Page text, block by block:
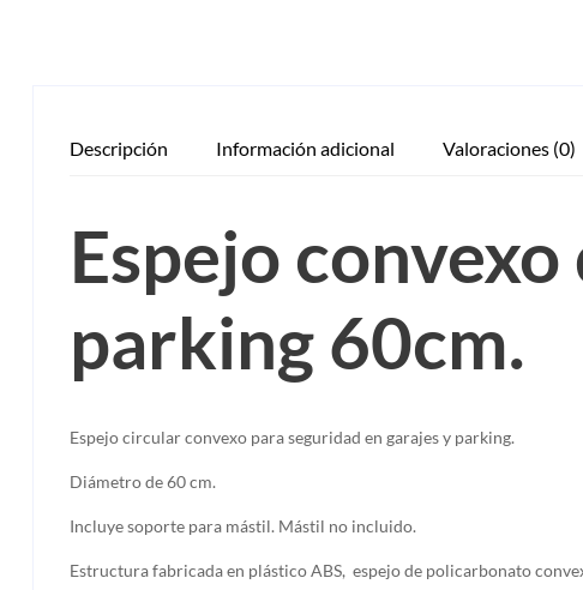
Descripción Información adicional Valoraciones (0)
Espejo
parking 60cm.
Espejo circular convexo para seguridad en garajes y parking.
Diámetro de 60 cm.
Incluye soporte para mástil. Mástil no incluido.
Estructura fabricada en plástico ABS, espejo de policarbonato